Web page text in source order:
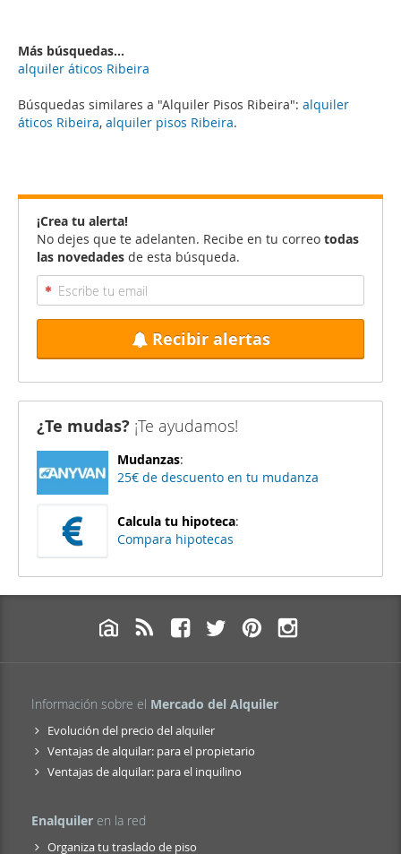
Búsquedas similares a "Alquiler Pisos Ribeira": alquiler
áticos Ribeira, alquiler pisos Ribeira.
Más búsquedas...
alquiler áticos Ribeira
¡Crea tu alerta!
No dejes que te adelanten. Recibe en tu correo todas
las novedades de esta búsqueda.
Recibir alertas
¿Te mudas? ¡Te ayudamos!
Mudanzas:
25€ de descuento en tu mudanza
Calcula tu hipoteca:
Compara hipotecas
Información sobre el Mercado del Alquiler
Evolución del precio del alquiler
Ventajas de alquilar: para el propietario
Ventajas de alquilar: para el inquilino
Enalquiler en la red
Organiza tu traslado de piso